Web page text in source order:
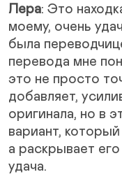
Лера: Это
моему, очень
была
перевода мне
это не просто
добавляет,
оригинала, но в
вариант,
а раскрывает
удача.